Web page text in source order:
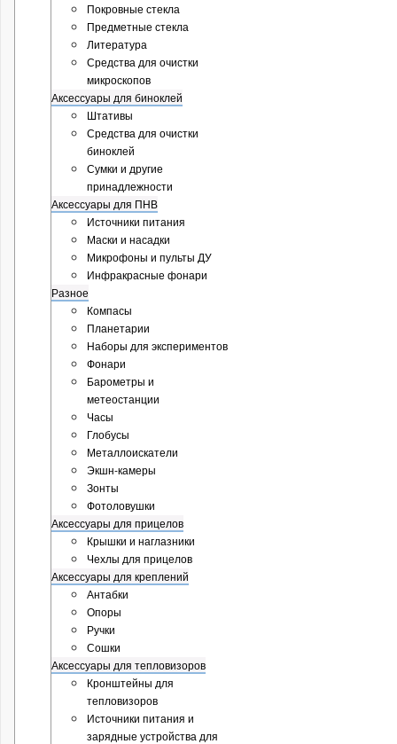
Покровные стекла
Предметные стекла
Литература
Средства для очистки
микроскопов
Аксессуары для биноклей
Штативы
Средства для очистки
биноклей
Сумки и другие
принадлежности
Аксессуары для ПНВ
Источники питания
Маски и насадки
Микрофоны и пульты ДУ
Инфракрасные фонари
Разное
Компасы
Планетарии
Наборы для экспериментов
Фонари
Барометры и
метеостанции
Часы
Глобусы
Металлоискатели
Экшн-камеры
Зонты
Фотоловушки
Аксессуары для прицелов
Крышки и наглазники
Чехлы для прицелов
Аксессуары для креплений
Антабки
Опоры
Ручки
Сошки
Аксессуары для тепловизоров
Кронштейны для
тепловизоров
Источники питания и
зарядные устройства для